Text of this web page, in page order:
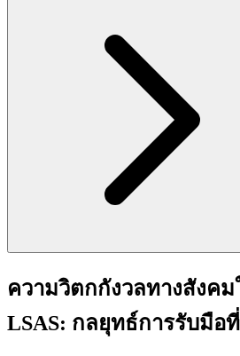
ความวิตกกังวลทางสังค
LSAS: กลยุทธ์การรับมือ